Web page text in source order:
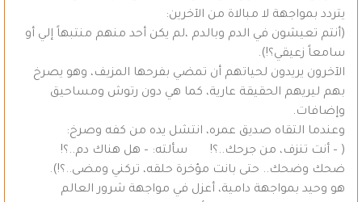
يتردد بمواجهة لا مبالاة من الآخرين:
(أنتم تعيشون في الدم وبالدم ،لم يكن أحد منهم منتبهاً إلي أو
سامعاً زعيقي؟!).
الآخرون يريدون لحياتهم أن تمضي بفرحها المزيف، وهو يصرخ
بهم ليريهم الحقيقة عارية، كما هي دون رتوش ومساحيق
وإضافات.
وعندما التقاه صديق عمره، انتشل يده من كفه وصرخ:
( – أنت تنزف، من جرحك..؟! سألته: – هل هناك دم..؟!
ضحك وضحك.. حتى بانت مؤخرة حلقه، تركني ومضى..؟‍!).
هو وحيد بمواجهة دامية، أعزل في مواجهة شرور العالم